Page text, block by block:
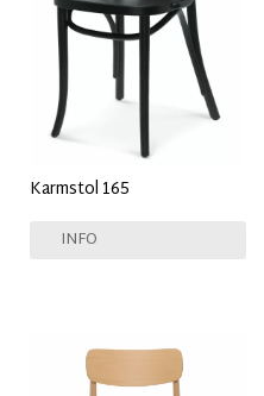
Karmstol 165
INFO